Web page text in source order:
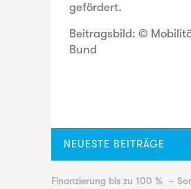
gefördert.
Beitragsbild: ©
Bund
NEUESTE BEITRÄGE
Finanzierung bis zu 100 % –